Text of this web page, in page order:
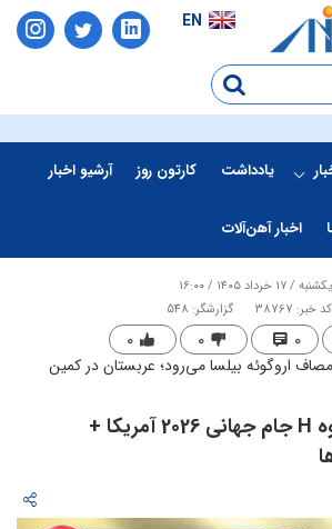
EN
یادداشت کارتون روز آرشیو اخبار
اخبار آهن‌آلات
یکشنبه / ۱۷ خرداد ۱۴۰۵ / ۱۶:۰۰
کد خبر: 38767
گزارشگر: 548
۰ ۰ ۰
مصاف اروگوئه بیلسا می‌رود؛ عربستان در کمین
بررسی و تحلیل گروه H جام جهانی 2026 آمریکا +